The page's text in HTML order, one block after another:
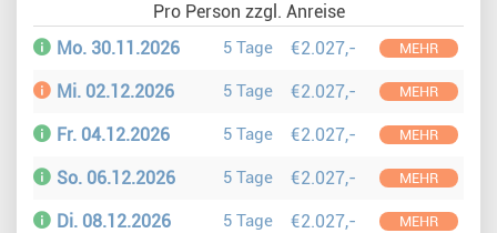
Pro Person zzgl. Anreise
Mo. 30.11.2026
5 Tage €2.027,- MEHR
Mi. 02.12.2026 5 Tage €2.027,- MEHR
Fr. 04.12.2026 5 Tage €2.027,- MEHR
So. 06.12.2026 5 Tage €2.027,- MEHR
Di. 08.12.2026 5 Tage €2.027,- MEHR